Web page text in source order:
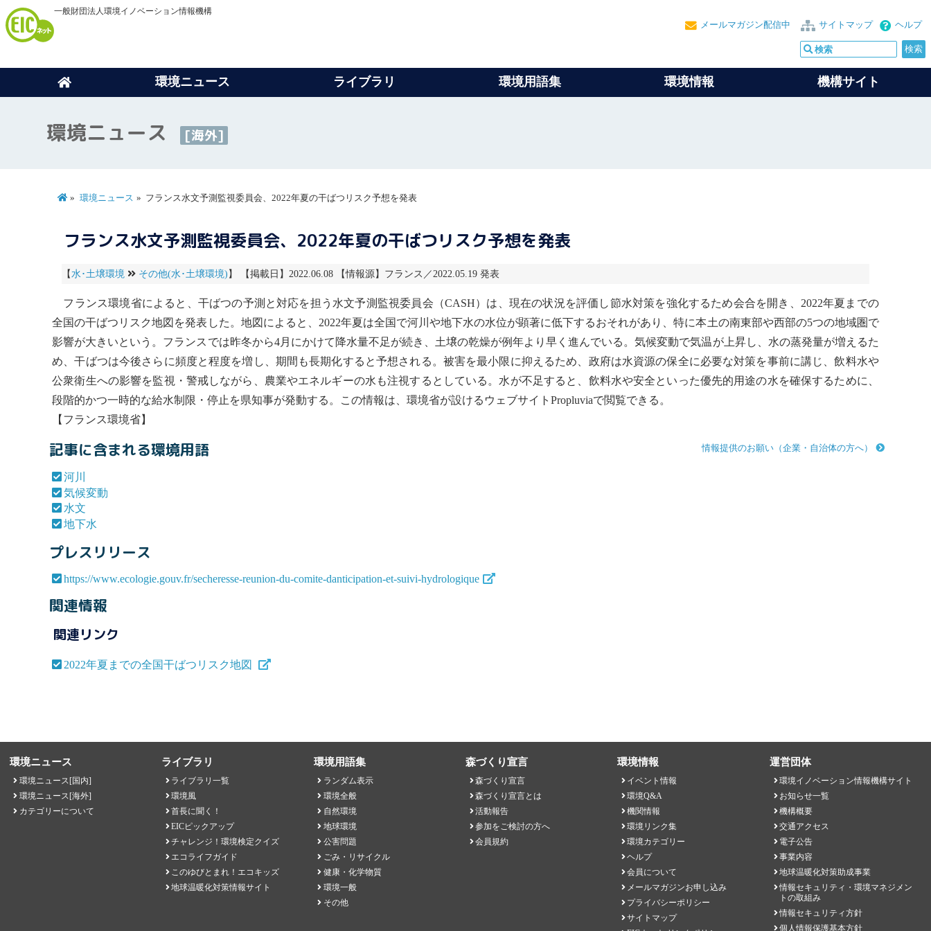
一般財団法人環境イノベーション情報機構
ヘルプ
サイトマップ
メールマガジン配信中
環境ニュース ライブラリ 環境用語集 環境情報 機構サイト
環境ニュース [海外]
環境ニュース フランス水文予測監視委員会、2022年夏の干ばつリスク予想を発表
フランス水文予測監視委員会、2022年夏の干ばつリスク予想を発表
【水･土壌環境 その他(水･土壌環境) 】 【掲載日】2022.06.08 【情報源】フランス／2022.05.19 発表
フランス環境省によると、干ばつの予測と対応を担う 水文予測監視委員会（CASH）は、現在の状況を評価し節水対策を強化するため会合を開き、2022年夏までの
全国の干ばつリスク地図を発表した。地図によると、2022年夏は全国で河川 や地下水の水位が顕著に低下するおそれがあり、特に本土の南東部や西部の5つの地域圏で
影響が大きいという。フランスでは昨冬から4月にかけて降水量不足が続き、土壌の乾燥が例年より早く進んでいる。気候変動で気温が上昇し、水の蒸発量が増えるた
め、干ばつは今後さらに頻度と程度を増し、期間も長期化すると予想される。被害を最小限に抑えるため、政府は水資源の保全に必要な対策を事前に講じ、飲料水や
公衆衛生への影響を監視・警戒しながら、農業やエネルギーの水も注視するとしている。水が不足すると、飲料水や安全といった優先的用途の水を確保するために、
段階的かつ一時的な給水制限・停止を県知事が発動する。この情報は、環境省が設けるウェブサイトPropluviaで閲覧できる。
【フランス環境省】
情報提供のお願い（企業・自治体の方へ）
記事に含まれる環境用語
河川
気候変動
水文
地下水
プレスリリース
https://www.ecologie.gouv.fr/secheresse-reunion-du-comite-danticipation-et-suivi-hydrologique
関連情報
関連リンク
2022年夏までの全国干ばつリスク地図
環境ニュース
環境ニュース[国内]
環境ニュース[海外]
カテゴリーについて
ライブラリ
ライブラリ一覧
環境風
首長に聞く！
EICピックアップ
チャレンジ！環境検定クイズ
エコライフガイド
このゆびとまれ！エコキッズ
地球温暖化対策情報サイト
環境用語集
ランダム表示
環境全般
自然環境
地球環境
公害問題
ごみ・リサイクル
健康・化学物質
環境一般
その他
森づくり宣言
森づくり宣言
森づくり宣言とは
活動報告
参加をご検討の方へ
会員規約
環境情報
イベント情報
環境Q&A
機関情報
環境リンク集
環境カテゴリー
ヘルプ
会員について
メールマガジンお申し込み
プライバシーポリシー
サイトマップ
運営団体
環境イノベーション情報機構サイト
お知らせ一覧
機構概要
交通アクセス
電子公告
事業内容
地球温暖化対策助成事業
情報セキュリティ・環境マネジメン
トの取組み
情報セキュリティ方針
個人情報保護基本方針